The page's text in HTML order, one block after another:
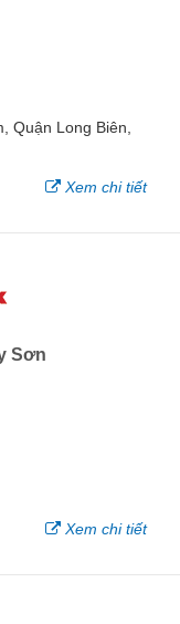
Quận Long Biên,
Xem chi tiết
Sơn
Xem chi tiết